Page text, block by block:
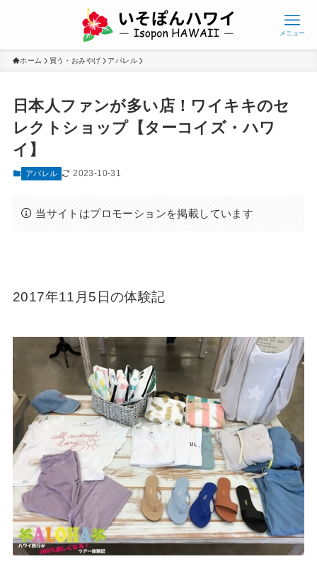
メニュー
ホーム 買う・おみやげ アパレル
日本人ファンが多い店！ワイキキのセ
レクトショップ【ターコイズ・ハワ
イ】
アパレル 2023-10-31
当サイトはプロモーションを掲載しています
2017年11月5日の体験記